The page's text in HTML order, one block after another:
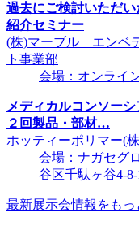
過去にご検討いただ
紹介セミナー
(株)マーブル エンベ
ト事業部
会場：オンライ
メディカルコンソー
２回製品・部材…
ホッティーポリマー(
会場：ナガセグ
谷区千駄ヶ谷
最新展示会情報をもっ